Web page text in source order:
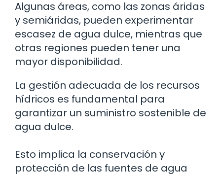
Algunas áreas, como las zonas áridas
y semiáridas, pueden experimentar
escasez de agua dulce, mientras que
otras regiones pueden tener una
mayor disponibilidad.
La gestión adecuada de los recursos
hídricos es fundamental para
garantizar un suministro sostenible de
agua dulce.
Esto implica la conservación y
protección de las fuentes de agua